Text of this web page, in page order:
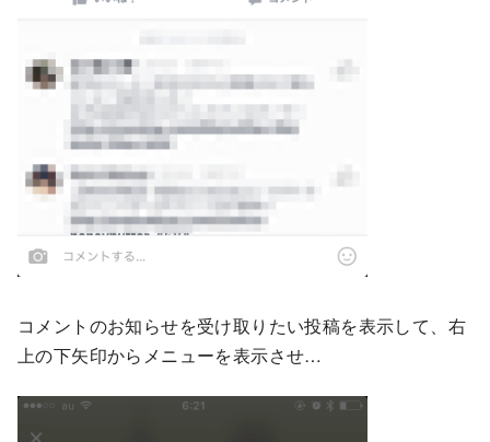
コメントのお知らせを受け取りたい投稿を表示して、右
上の下矢印からメニューを表示させ…